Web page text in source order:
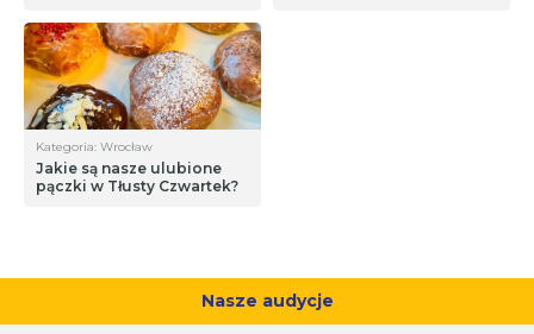
Kategoria: Wrocław
Jakie są nasze ulubione
pączki w Tłusty Czwartek?
Nasze audycje